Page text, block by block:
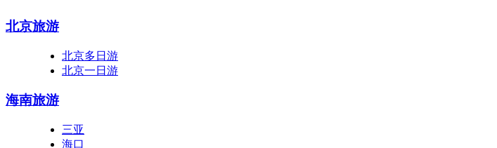
北京旅游
北京多日游
北京一日游
海南旅游
三亚
海口